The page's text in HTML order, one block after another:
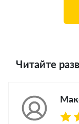
Читайте